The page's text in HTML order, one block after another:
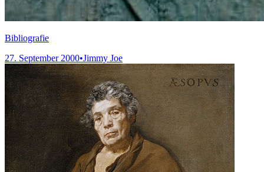
Bibliografie
27. September 2000•Jimmy Joe